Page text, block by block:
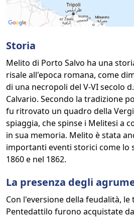
Storia
Melito di Porto Salvo ha una
risale all'epoca romana, come
di una necropoli del V-VI secolo
Calvario. Secondo la tradizione
fu ritrovato un quadro della
spiaggia, che spinse i Melitesi a
in sua memoria. Melito è stata
importanti eventi storici come lo
1860 e nel 1862.
La presenza degli
Con l'eversione della feudalità,
Pentedattilo furono acquistate